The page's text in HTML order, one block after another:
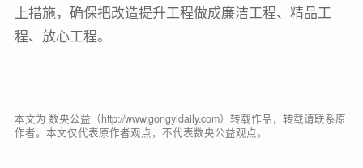
上措施，确保把改造提升工程做成廉洁工程、精品工
程、放心工程。
本文为 数央公益（http://www.gongyidaily.com）转载作品，转载请联系原
作者。本文仅代表原作者观点，不代表数央公益观点。